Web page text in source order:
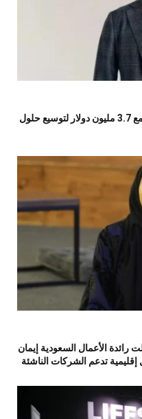
شركة AVELIN AI الإماراتية الناشئة تجمع 3.7 مليون دولار لتوسيع حلول
رائدة الأعمال السعودية إيمان
تدعم الشركات الناشئة